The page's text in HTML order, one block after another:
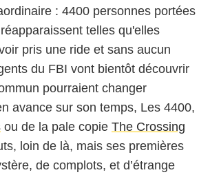
: 4400 personnes portées
telles qu'elles
pris une ride et sans aucun
du FBI vont bientôt découvrir
pourraient changer
avance sur son temps, Les 4400,
ou de la pale copie The Crossing
loin de là, mais ses premières
de complots, et d’étrange